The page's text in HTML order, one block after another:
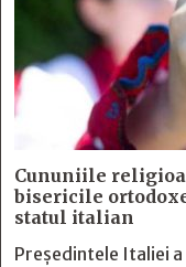
Cununiile
bisericile
statul italian
Președintele Italiei